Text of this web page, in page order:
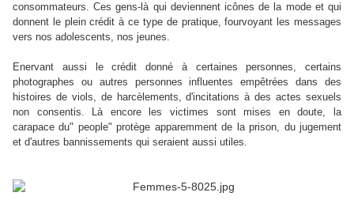
consommateurs. Ces gens-là qui deviennent icônes de la mode et qui
donnent le plein crédit à ce type de pratique, fourvoyant les messages
vers nos adolescents, nos jeunes.
Enervant aussi le crédit donné à certaines personnes, certains
photographes ou autres personnes influentes empêtrées dans des
histoires de viols, de harcèlements, d'incitations à des actes sexuels
non consentis. Là encore les victimes sont mises en doute, la
carapace du" people" protège apparemment de la prison, du jugement
et d'autres bannissements qui seraient aussi utiles.